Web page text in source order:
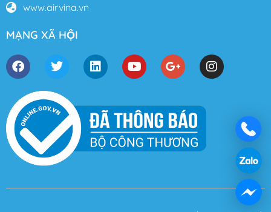
www.airvina.vn
MẠNG XÃ HỘI